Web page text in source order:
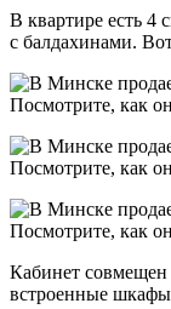
В квартире есть 4
с балдахинами.
Кабинет совмещен
встроенные